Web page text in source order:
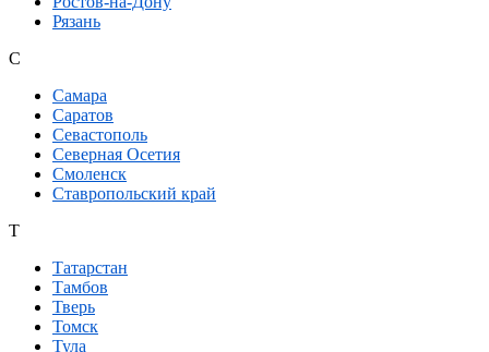
Рязань
С
Самара
Саратов
Севастополь
Северная Осетия
Смоленск
Ставропольский край
Т
Татарстан
Тамбов
Тверь
Томск
Тула